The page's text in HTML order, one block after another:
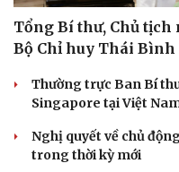
Tổng Bí thư, Chủ tịch
Bộ Chỉ huy Thái
Thường trực Ban Bí
Singapore tại Việt
Nghị quyết về chủ
trong thời kỳ mới